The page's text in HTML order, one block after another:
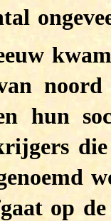
noord
hun
op